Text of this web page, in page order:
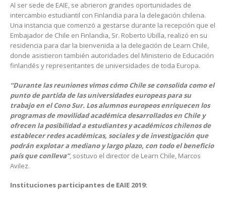
Al ser sede de EAIE, se abrieron grandes oportunidades de
intercambio estudiantil con Finlandia para la delegación chilena.
Una instancia que comenzó a gestarse durante la recepción que el
Embajador de Chile en Finlandia, Sr. Roberto Ubilla, realizó en su
residencia para dar la bienvenida a la delegación de Learn Chile,
donde asistieron también autoridades del Ministerio de Educación
finlandés y representantes de universidades de toda Europa.
“Durante las reuniones vimos cómo Chile se consolida como el
punto de partida de las universidades europeas para su
trabajo en el Cono Sur. Los alumnos europeos enriquecen los
programas de movilidad académica desarrollados en Chile y
ofrecen la posibilidad a estudiantes y académicos chilenos de
establecer redes académicas, sociales y de investigación que
podrán explotar a mediano y largo plazo, con todo el beneficio
país que conlleva”, sostuvo el director de Learn Chile, Marcos
Avilez.
Instituciones participantes de EAIE 2019: